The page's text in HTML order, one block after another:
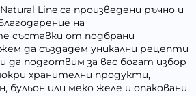
Line са произведени ръчно и
на
съставки от подбрани
да създадем уникални рецепти
да подготвим за вас богат избор
хранителни продукти,
бульон или меко желе и опаковани